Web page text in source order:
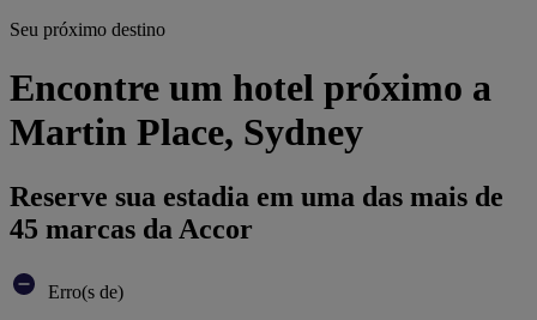
Seu próximo destino
Encontre um hotel próximo a
Martin Place, Sydney
Reserve sua estadia em uma das mais de
45 marcas da Accor
Erro(s de)